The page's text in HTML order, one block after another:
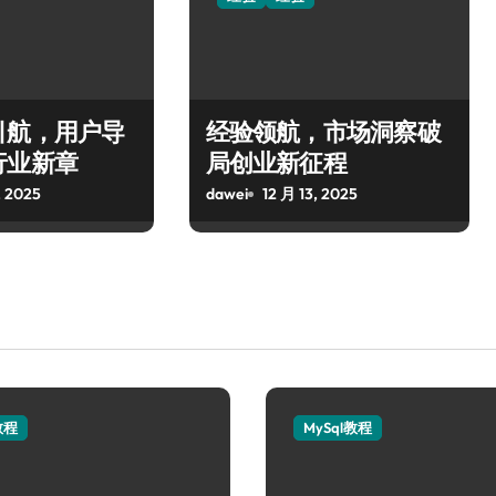
，用户导
业新章
2025
经验领航，市场洞察破
局创业新征程
dawei 12 月 13, 2025
程 MySql教程